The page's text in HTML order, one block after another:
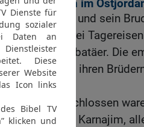
siegen im
Makkabäus und sein
die Wüste drei
sie auf die Nabatäer. Die
ihnen, wie es ihren
viele eingeschlossen
Maked und Karnajim,